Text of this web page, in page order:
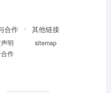
合作
明
作
其他链接
sitemap